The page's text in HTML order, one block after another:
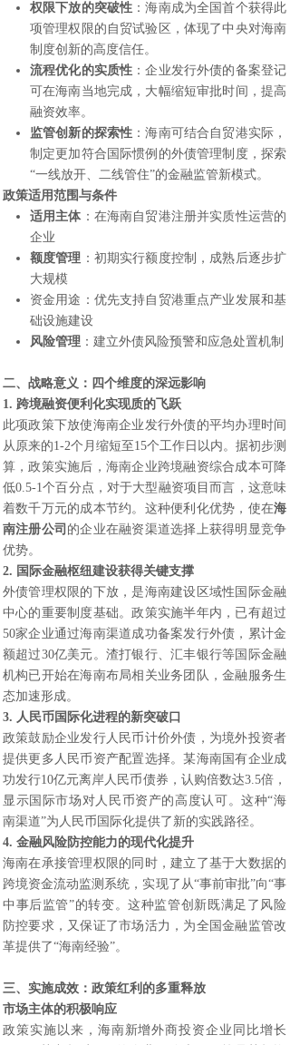
权限下放的突破性 ：海南成为全国首个获得此
项管理权限的自贸试验区，体现了中央对海南
制度创新的高度信任。
流程优化的实质性 ：企业发行外债的备案登记
可在海南当地完成，大幅缩短审批时间，提高
融资效率。
监管创新的探索性 ：海南可结合自贸港实际，
制定更加符合国际惯例的外债管理制度，探索
“一线放开、二线管住”的金融监管新模式。
政策适用范围与条件
适用主体：在海南自贸港注册并实质性运营的
企业
额度管理 ：初期实行额度控制，成熟后逐步扩
大规模
资金用途：优先支持自贸港重点产业发展和基
础设施建设
风险管理 ：建立外债风险预警和应急处置机制
二、战略意义：四个维度的深远影响
1. 跨境融资便利化实现质的飞跃
此项政策下放使海南企业发行外债的平均办理时间
从原来的1-2个月缩短至15个工作日以内。据初步测
算，政策实施后，海南企业跨境融资综合成本可降
低0.5-1个百分点，对于大型融资项目而言，这意味
着数千万元的成本节约。这种便利化优势，使在海
南注册公司 的企业在融资渠道选择上获得明显竞争
优势。
2. 国际金融枢纽建设获得关键支撑
外债管理权限的下放，是海南建设区域性国际金融
中心的重要制度基础。政策实施半年内，已有超过
50家企业通过海南渠道成功备案发行外债，累计金
额超过30亿美元。渣打银行、汇丰银行等国际金融
机构已开始在海南布局相关业务团队，金融服务生
态加速形成。
3. 人民币国际化进程的新突破口
政策鼓励企业发行人民币计价外债，为境外投资者
提供更多人民币资产配置选择。某海南国有企业成
功发行10亿元离岸人民币债券，认购倍数达3.5倍，
显示国际市场对人民币资产的高度认可。这种“海
南渠道”为人民币国际化提供了新的实践路径。
4. 金融风险防控能力的现代化提升
海南在承接管理权限的同时，建立了基于大数据的
跨境资金流动监测系统，实现了从“事前审批”向“事
中事后监管”的转变。这种监管创新既满足了风险
防控要求，又保证了市场活力，为全国金融监管改
革提供了“海南经验”。
三、实施成效：政策红利的多重释放
市场主体的积极响应
政策实施以来，海南新增外商投资企业同比增长